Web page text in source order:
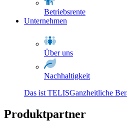
Betriebsrente
Unternehmen
Über uns
Nachhaltigkeit
Das ist TELISGanzheitliche
Produktpartner